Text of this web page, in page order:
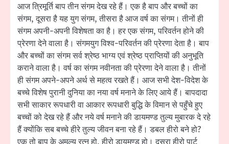
आज त्रिमूर्ति बाप तीन संगम देख रहे हैं। एक है बाप और बच्चों का
संगम, दूसरा है यह युग संगम, तीसरा है आज वर्ष का संगम। तीनों ही
संगम अपनी-अपनी विशेषता का है। हर एक संगम, परिवर्तन होने की
प्रेरणा देने वाला है। संगमयुग विश्व-परिवर्तन की प्रेरणा देता है। बाप
और बच्चों का संगम सर्व श्रेष्ठ भाग्य एवं श्रेष्ठ प्राप्तियों की अनुभूति
कराने वाला है। वर्ष का संगम नवीनता की प्रेरणा देने वाला है। तीनों
ही संगम अपने-अपने अर्थ से महत्व रखते हैं। आज सभी देश-विदेश के
बच्चे विशेष पुरानी दुनिया का नया वर्ष मनाने के लिए आये हैं। बापदादा
सभी साकार रूपधारी वा आकार रूपधारी बुद्धि के विमान से पहुँचे हुए
बच्चों को देख रहे हैं और नये वर्ष मनाने की डायमण्ड तुल्य मुबारक दे रहे
हैं क्योंकि सब बच्चे हीरे तुल्य जीवन बना रहे हैं। डबल हीरो बने हो?